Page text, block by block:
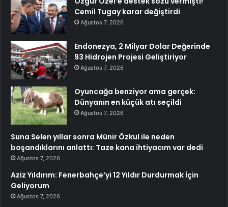
Cemil Tugay karar değiştirdi
Ağustos 7, 2026
Endonezya, 2 Milyar Dolar Değerinde
93 Hidrojen Projesi Geliştiriyor
Ağustos 7, 2026
Oyuncağa benziyor ama gerçek:
Dünyanın en küçük atı seçildi
Ağustos 7, 2026
Suna Selen yıllar sonra Münir Özkul ile neden
boşandıklarını anlattı: Taze kana ihtiyacım var dedi
Ağustos 7, 2026
Aziz Yıldırım: Fenerbahçe’yi 12 Yıldır Durdurmak İçin
Geliyorum
Ağustos 7, 2026